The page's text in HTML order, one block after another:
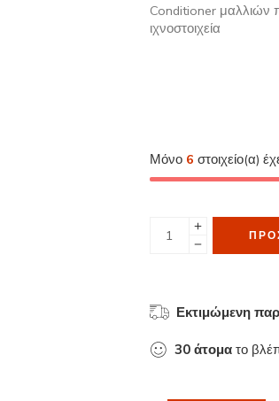
Conditioner μαλλιών
ιχνοστοιχεία
Μόνο 6 στοιχείο(α)
Εκτιμώμενη
30 άτομα το